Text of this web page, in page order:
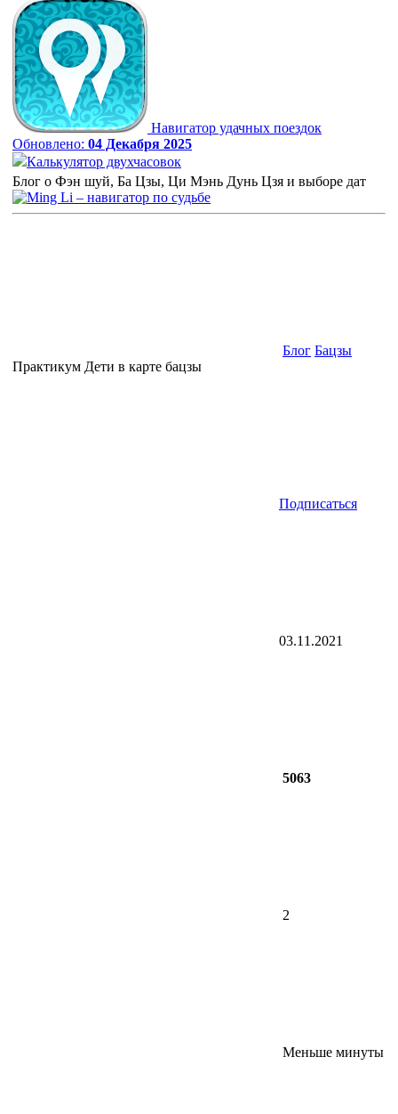
Навигатор удачных поездок
Обновлено: 04 Декабря 2025
Калькулятор двухчасовок
Блог о Фэн шуй, Ба Цзы, Ци Мэнь Дунь Цзя и выборе дат
Блог Бацзы
Практикум Дети в карте бацзы
Подписаться
03.11.2021
5063
2
Меньше минуты